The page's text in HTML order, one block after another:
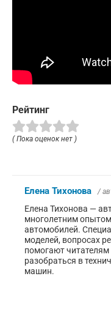
Рейтинг
( Пока оценок нет )
Елена Тихонова /
Елена Тихонова —
многолетним
автомобилей.
моделей, вопросах
помогают
разобраться в
машин.